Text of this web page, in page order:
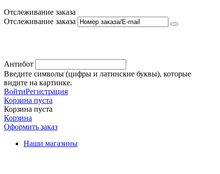
Отслеживание заказа
Отслеживание заказа
Антибот
Введите символы (цифры и латинские буквы), которые
видите на картинке.
ВойтиРегистрация
Корзина пуста
Корзина пуста
Корзина
Оформить заказ
Наши магазины